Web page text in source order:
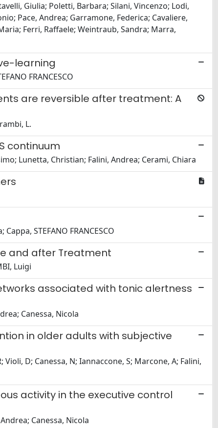
Giulia; Poletti, Barbara; Silani, Vincenzo; Lodi,
Pace, Andrea; Garramone, Federica; Cavaliere,
Ferri, Raffaele; Weintraub, Sandra; Marra,
learning
FRANCESCO
are reversible after treatment: A
L.
continuum
Lunetta, Christian; Falini, Andrea; Cerami, Chiara
STEFANO FRANCESCO
and after Treatment
Luigi
associated with tonic alertness
Canessa, Nicola
in older adults with subjective
D; Canessa, N; Iannaccone, S; Marcone, A; Falini,
activity in the executive control
Canessa, Nicola